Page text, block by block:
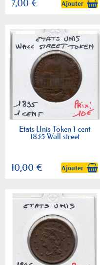
7,00 € Ajouter
Etats Unis Token 1 cent
1835 Wall street
10,00 € Ajouter